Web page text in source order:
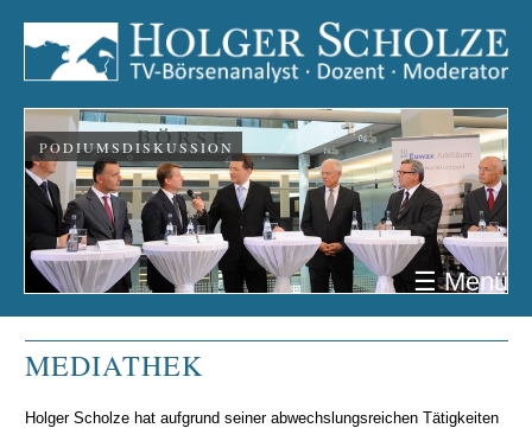
PODIUMSDISKUSSION
☰ Menü
MEDIATHEK
Holger Scholze hat aufgrund seiner abwechslungsreichen Tätigkeiten